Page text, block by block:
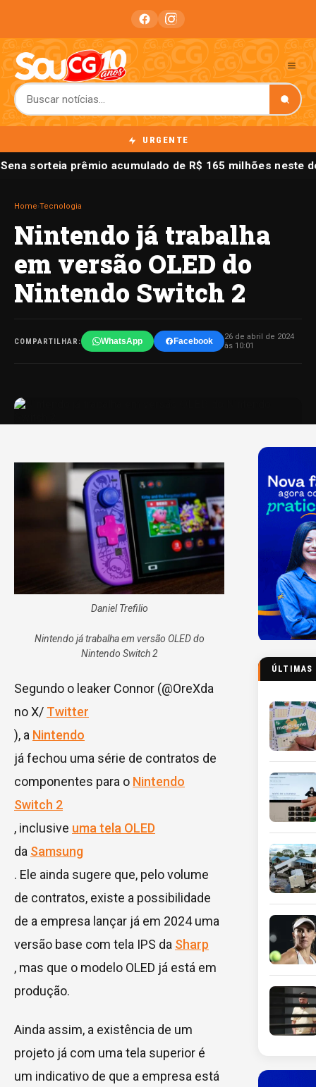
URGENTE
sorteia prêmio acumulado de R$ 165 milhões neste
Home Tecnologia
Nintendo já trabalha
em versão OLED do
Nintendo Switch 2
COMPARTILHAR: WhatsApp Facebook
26 de abril de 2024
às 10:01
Daniel Trefilio
Nintendo já trabalha em versão OLED do
Nintendo Switch 2
Segundo o leaker Connor (@OreXda
no X/ Twitter
), a Nintendo
já fechou uma série de contratos de
componentes para o Nintendo
Switch 2
, inclusive uma tela OLED
da Samsung
. Ele ainda sugere que, pelo volume
de contratos, existe a possibilidade
de a empresa lançar já em 2024 uma
versão base com tela IPS da Sharp
, mas que o modelo OLED já está em
produção.
Ainda assim, a existência de um
projeto já com uma tela superior é
um indicativo de que a empresa está